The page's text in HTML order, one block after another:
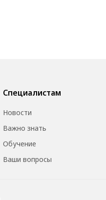
Специалистам
Новости
Важно знать
Обучение
Ваши вопросы